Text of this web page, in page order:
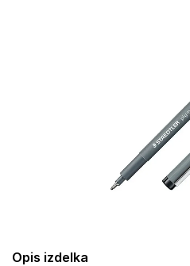
Opis izdelka